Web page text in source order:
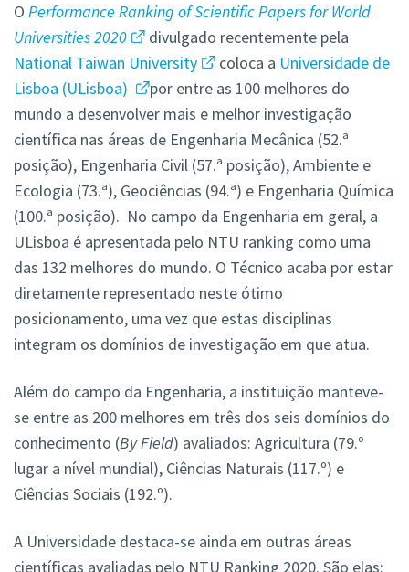
O Performance Ranking of Scientific Papers for World
Universities 2020
divulgado recentemente pela
National Taiwan University
coloca a Universidade de
Lisboa (ULisboa)
por entre as 100 melhores do
mundo a desenvolver mais e melhor investigação
científica nas áreas de Engenharia Mecânica (52.ª
posição), Engenharia Civil (57.ª posição), Ambiente e
Ecologia (73.ª), Geociências (94.ª) e Engenharia Química
(100.ª posição). No campo da Engenharia em geral, a
ULisboa é apresentada pelo NTU ranking como uma
das 132 melhores do mundo. O Técnico acaba por estar
diretamente representado neste ótimo
posicionamento, uma vez que estas disciplinas
integram os domínios de investigação em que atua.
Além do campo da Engenharia, a instituição manteve-
se entre as 200 melhores em três dos seis domínios do
conhecimento (By Field) avaliados: Agricultura (79.º
lugar a nível mundial), Ciências Naturais (117.º) e
Ciências Sociais (192.º).
A Universidade destaca-se ainda em outras áreas
científicas avaliadas pelo NTU Ranking 2020. São elas: